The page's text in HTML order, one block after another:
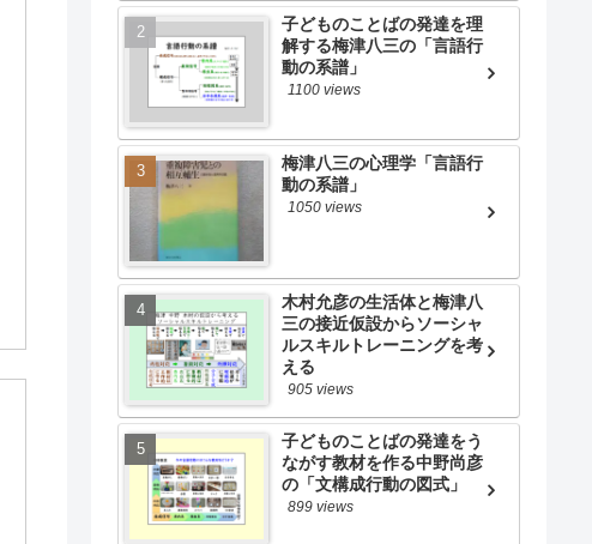
子どものことばの発達を理
解する梅津八三の「言語行
動の系譜」
1100 views
梅津八三の心理学「言語行
動の系譜」
1050 views
木村允彦の生活体と梅津八
三の接近仮設からソーシャ
ルスキルトレーニングを考
える
905 views
子どものことばの発達をう
ながす教材を作る中野尚彦
の「文構成行動の図式」
899 views